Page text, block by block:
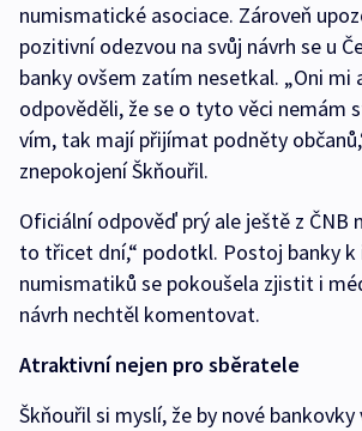
numismatické asociace. Zároveň
pozitivní odezvou na svůj návrh se u
banky ovšem zatím nesetkal. „Oni mi
odpověděli, že se o tyto věci nemám
vím, tak mají přijímat podněty
znepokojení Škňouřil.
Oficiální odpověď prý ale ještě z ČNB
to třicet dní,“ podotkl. Postoj banky k
numismatiků se pokoušela zjistit i
návrh nechtěl komentovat.
Atraktivní nejen pro sběratele
Škňouřil si myslí, že by nové bankovky